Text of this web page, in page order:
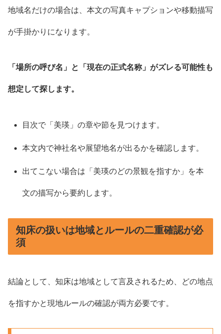
地域名だけの場合は、本文の写真キャプションや移動描写
が手掛かりになります。
「場所の呼び名」と「現在の正式名称」がズレる可能性も
想定して探します。
目次で「美瑛」の章や節を見つけます。
本文内で神社名や展望地名が出るかを確認します。
出てこない場合は「美瑛のどの景観を指すか」を本
文の描写から要約します。
知床の扱いは地域とルールの二重確認が必
須
結論として、知床は地域として言及されるため、どの地点
を指すかと現地ルールの確認が両方必要です。